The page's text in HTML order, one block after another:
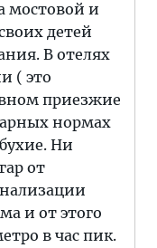
мостовой и
детей
В отелях
( это
приезжие
нормах
Ни
от
и от этого
в час пик.